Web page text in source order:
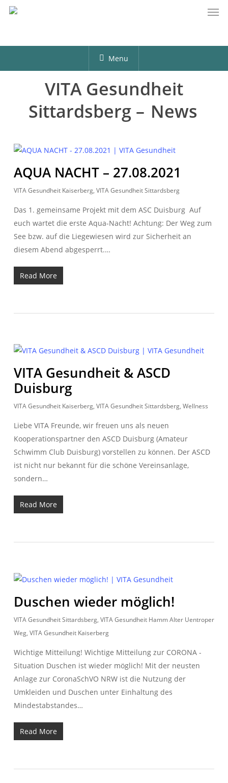
Skip
content
Menu
VITA Gesundheit
Sittardsberg – News
AQUA NACHT – 27.08.2021
VITA Gesundheit Kaiserberg, VITA Gesundheit Sittardsberg
Das 1. gemeinsame Projekt mit dem ASC Duisburg Auf
euch wartet die erste Aqua-Nacht! ️Achtung: Der Weg zum
See bzw. auf die Liegewiesen wird zur Sicherheit an
diesem Abend abgesperrt.…
Read More
VITA Gesundheit & ASCD
Duisburg
VITA Gesundheit Kaiserberg, VITA Gesundheit Sittardsberg, Wellness
Liebe VITA Freunde, wir freuen uns als neuen
Kooperationspartner den ASCD Duisburg (Amateur
Schwimm Club Duisburg) vorstellen zu können. Der ASCD
ist nicht nur bekannt für die schöne Vereinsanlage,
sondern…
Read More
Duschen wieder möglich!
VITA Gesundheit Sittardsberg, VITA Gesundheit Hamm Alter Uentroper
Weg, VITA Gesundheit Kaiserberg
Wichtige Mitteilung! Wichtige Mitteilung zur CORONA -
Situation Duschen ist wieder möglich! Mit der neusten
Anlage zur CoronaSchVO NRW ist die Nutzung der
Umkleiden und Duschen unter Einhaltung des
Mindestabstandes…
Read More